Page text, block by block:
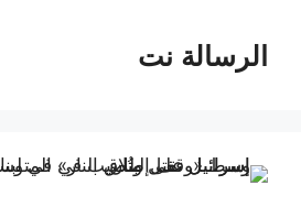
المحتوىالرسالة نت